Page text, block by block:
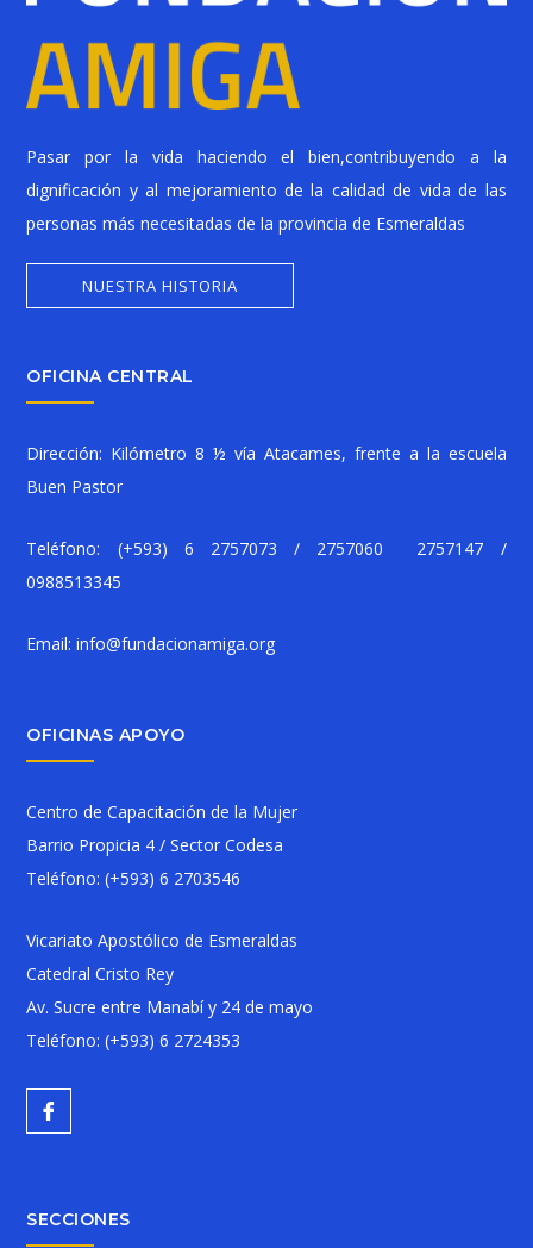
Pasar por la vida haciendo el bien,contribuyendo a la
dignificación y al mejoramiento de la calidad de vida de las
personas más necesitadas de la provincia de Esmeraldas
NUESTRA HISTORIA
OFICINA CENTRAL
Dirección: Kilómetro 8 ½ vía Atacames, frente a la escuela
Buen Pastor
Teléfono: (+593) 6 2757073 / 2757060 2757147 /
0988513345
Email: info@fundacionamiga.org
OFICINAS APOYO
Centro de Capacitación de la Mujer
Barrio Propicia 4 / Sector Codesa
Teléfono: (+593) 6 2703546
Vicariato Apostólico de Esmeraldas
Catedral Cristo Rey
Av. Sucre entre Manabí y 24 de mayo
Teléfono: (+593) 6 2724353
SECCIONES